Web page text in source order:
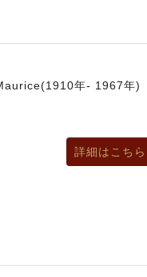
年- 1967年)
ほか
詳細はこちら